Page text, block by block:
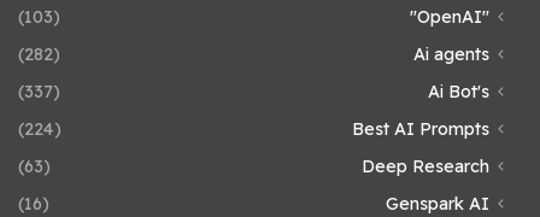
"OpenAI"
(103)
Ai agents
(282)
Ai Bot's
(337)
Best AI Prompts
(224)
Deep Research
(63)
Genspark AI
(16)